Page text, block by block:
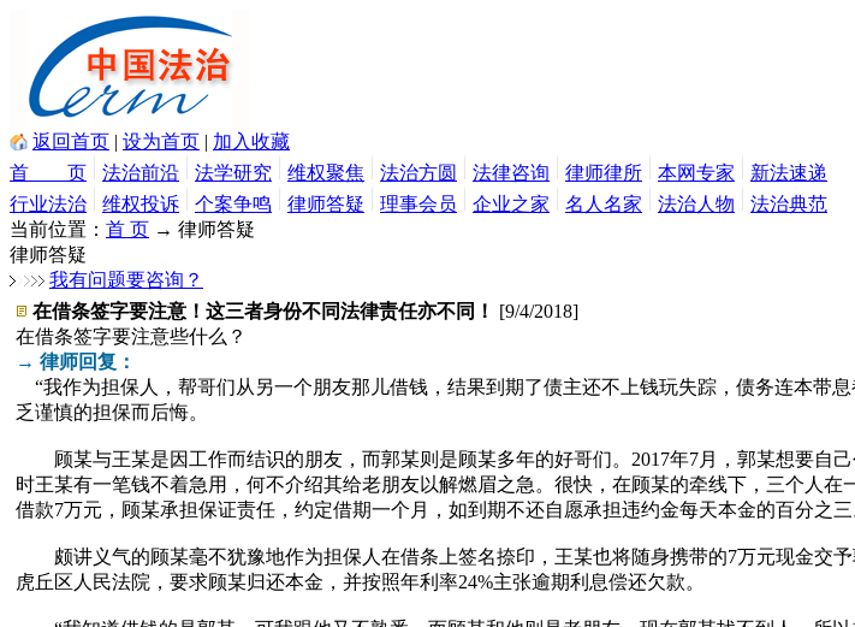
返回首页 | 设为首页 | 加入收藏
首 页
法治前沿 法学研究 维权聚焦 法治方圆 法律咨询 律师律所 本网专家
新法速递
行业法治
维权投诉 个案争鸣 律师答疑 理事会员 企业之家 名人名家 法治人物
法治典范
当前位置： 首 页 → 律师答疑
律师答疑
我有问题要咨询？
在借条签字要注意！这三者身份不同法律责任亦不同！
[9/4/2018]
在借条签字要注意些什么？
→ 律师回复：
“我作为担保人，帮哥们从另一个朋友那儿借钱，结果到期了债主还不上钱玩失踪，债务连本带
乏谨慎的担保而后悔。
顾某与王某是因工作而结识的朋友，而郭某则是顾某多年的好哥们。2017年7月，郭某想要自
时王某有一笔钱不着急用，何不介绍其给老朋友以解燃眉之急。很快，在顾某的牵线下，三个人
借款7万元，顾某承担保证责任，约定借期一个月，如到期不还自愿承担违约金每天本金的百分之三
颇讲义气的顾某毫不犹豫地作为担保人在借条上签名捺印，王某也将随身携带的7万元现金交
虎丘区人民法院，要求顾某归还本金，并按照年利率24%主张逾期利息偿还欠款。